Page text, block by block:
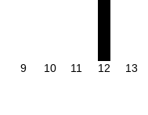
9 10 11 12 13